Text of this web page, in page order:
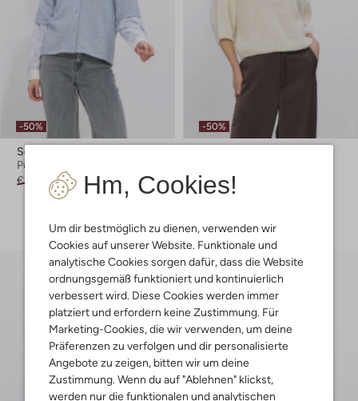
Hm, Cookies!
Um dir bestmöglich zu dienen, verwenden wir
Cookies auf unserer Website. Funktionale und
analytische Cookies sorgen dafür, dass die Website
ordnungsgemäß funktioniert und kontinuierlich
verbessert wird. Diese Cookies werden immer
platziert und erfordern keine Zustimmung. Für
Marketing-Cookies, die wir verwenden, um deine
Präferenzen zu verfolgen und dir personalisierte
Angebote zu zeigen, bitten wir um deine
Zustimmung. Wenn du auf "Ablehnen" klickst,
werden nur die funktionalen und analytischen
-50%
Selected Women
Pullover
€ 59,99 € 29,99
-50%
€ 169,99